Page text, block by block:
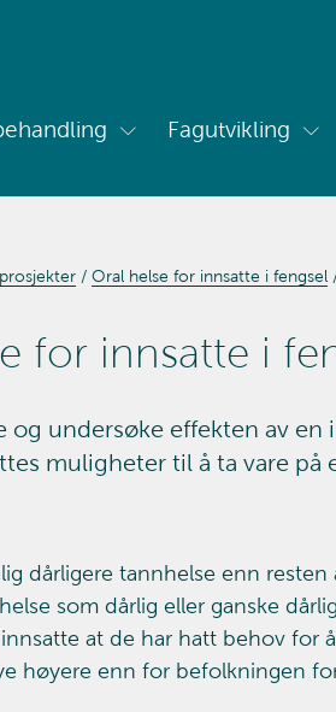
Vis
Fagutvikling
Vis
Oral helse for innsatte i fengsel
for innsatte i
og undersøke effekten av en
muligheter til å ta vare på
dårligere tannhelse enn
som dårlig eller ganske
at de har hatt behov for
høyere enn for befolkningen for